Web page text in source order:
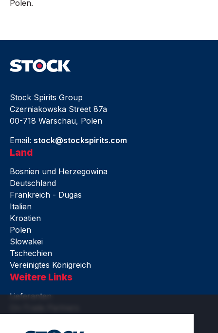
Polen.
Stock Spirits Group
Czerniakowska Street 87a
00-718 Warschau, Polen
Email: stock@stockspirits.com
Weitere Links
Lieferanten
Barrierefreiheit
Land
Bosnien und Herzegowina
Deutschland
Frankreich - Dugas
Italien
Kroatien
Polen
Slowakei
Tschechien
Vereinigtes Königreich